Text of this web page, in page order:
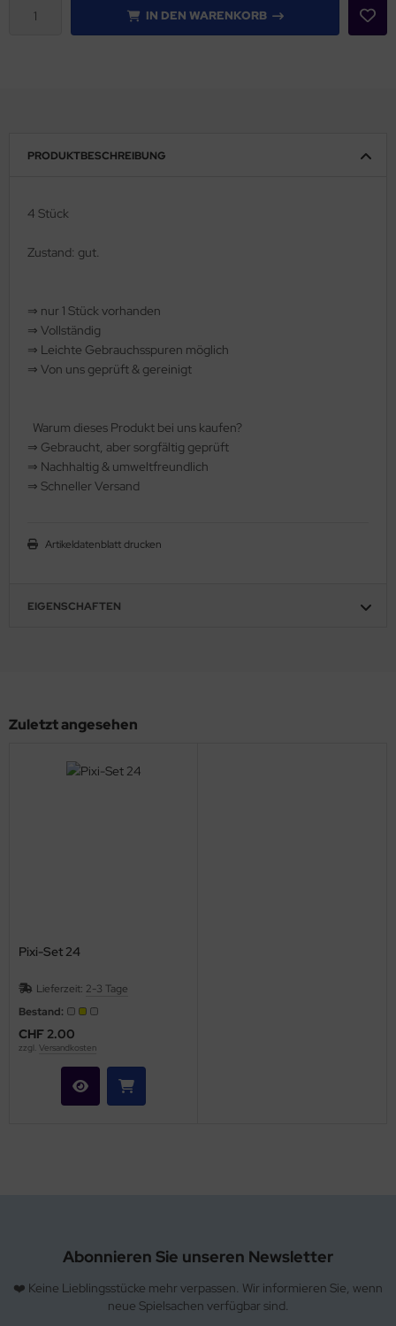
IN DEN WARENKORB
PRODUKTBESCHREIBUNG
4 Stück
Zustand: gut.
⇒ nur 1 Stück vorhanden
⇒ Vollständig
⇒ ️ Leichte Gebrauchsspuren möglich
⇒ Von uns geprüft & gereinigt
Warum dieses Produkt bei uns kaufen?
⇒ ️ Gebraucht, aber sorgfältig geprüft
⇒ ️ Nachhaltig & umweltfreundlich
⇒ ️ Schneller Versand
Artikeldatenblatt drucken
EIGENSCHAFTEN
Zuletzt angesehen
Pixi-Set 24
Lieferzeit: 2-3 Tage
Bestand:
CHF 2.00
zzgl. Versandkosten
Abonnieren Sie unseren Newsletter
❤️ Keine Lieblingsstücke mehr verpassen. Wir informieren Sie, wenn
neue Spielsachen verfügbar sind.